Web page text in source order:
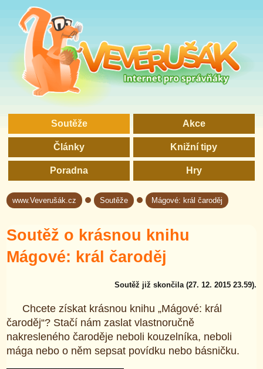
Soutěže Akce
Články Knižní tipy
Poradna Hry
www.Veverušák.cz→ Soutěže→ Mágové: král čaroděj
Soutěž o krásnou knihu
Mágové: král čaroděj
Soutěž již skončila (27. 12. 2015 23.59).
Chcete získat krásnou knihu „Mágové: král
čaroděj“? Stačí nám zaslat vlastnoručně
nakresleného čaroděje neboli kouzelníka, neboli
mága nebo o něm sepsat povídku nebo básničku.